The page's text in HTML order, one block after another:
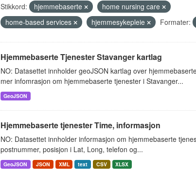
Stikkord: hjemmebaserte
home nursing care
home-based services
hjemmesykepleie Formater:
Hjemmebaserte Tjenester Stavanger kartlag
NO: Datasettet innholder geoJSON kartlag over
mer infomrasjon om hjemmebaserte tjenester i Stavanger...
GeoJSON
Hjemmebaserte tjenester Time, informasjon
NO: Datasettet innholder informasjon om hjemmebaserte
postnummer, posisjon i Lat, Long, telefon og...
GeoJSON JSON XML text CSV XLSX